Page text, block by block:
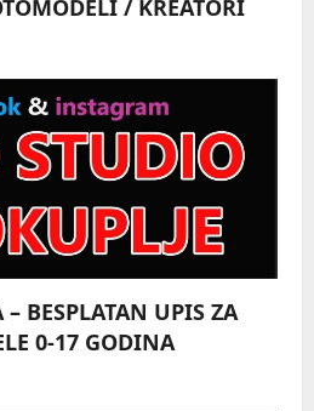
/ KREATORI
BESPLATAN UPIS ZA
0-17 GODINA